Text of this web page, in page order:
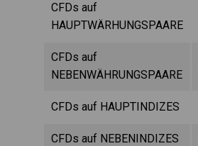
CFDs auf
HAUPTWÄRHUNGSPAARE
CFDs auf
NEBENWÄHRUNGSPAARE
CFDs auf HAUPTINDIZES
CFDs auf NEBENINDIZES